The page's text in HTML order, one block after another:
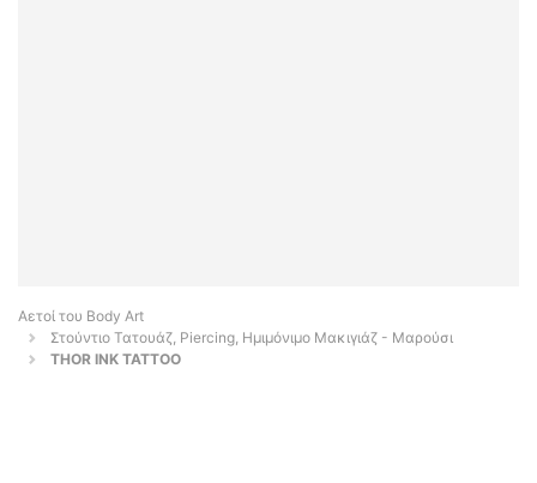
Αετοί του Body Art
Στούντιο Τατουάζ, Piercing, Ημιμόνιμο Μακιγιάζ - Μαρούσι
THOR INK TATTOO